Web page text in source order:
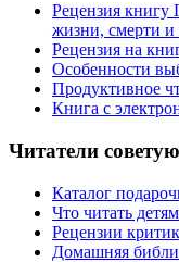
Рецензия
жизни, смерти
Рецензия на
Особенности
Продуктивное
Книга с
Читатели
Каталог
Что читать
Рецензии
Домашняя